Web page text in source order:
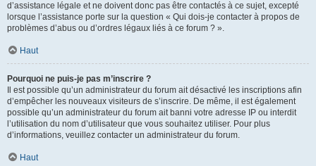
d’assistance légale et ne doivent donc pas être contactés à ce sujet, excepté
lorsque l’assistance porte sur la question « Qui dois-je contacter à propos de
problèmes d’abus ou d’ordres légaux liés à ce forum ? ».
Haut
Pourquoi ne puis-je pas m’inscrire ?
Il est possible qu’un administrateur du forum ait désactivé les inscriptions afin
d’empêcher les nouveaux visiteurs de s’inscrire. De même, il est également
possible qu’un administrateur du forum ait banni votre adresse IP ou interdit
l’utilisation du nom d’utilisateur que vous souhaitez utiliser. Pour plus
d’informations, veuillez contacter un administrateur du forum.
Haut